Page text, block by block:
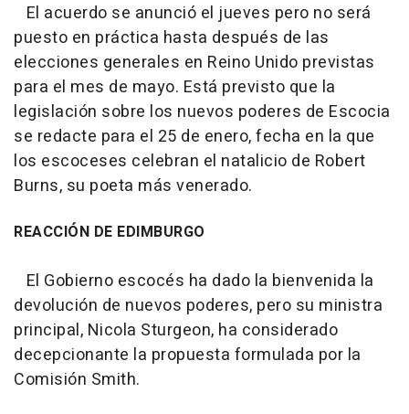
El acuerdo se anunció el jueves pero no será
puesto en práctica hasta después de las
elecciones generales en Reino Unido previstas
para el mes de mayo. Está previsto que la
legislación sobre los nuevos poderes de Escocia
se redacte para el 25 de enero, fecha en la que
los escoceses celebran el natalicio de Robert
Burns, su poeta más venerado.
REACCIÓN DE EDIMBURGO
El Gobierno escocés ha dado la bienvenida la
devolución de nuevos poderes, pero su ministra
principal, Nicola Sturgeon, ha considerado
decepcionante la propuesta formulada por la
Comisión Smith.